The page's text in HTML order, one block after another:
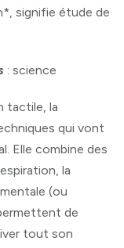
signifie étude de
: science
tactile, la
qui vont
Elle combine des
la
(ou
de
tout son